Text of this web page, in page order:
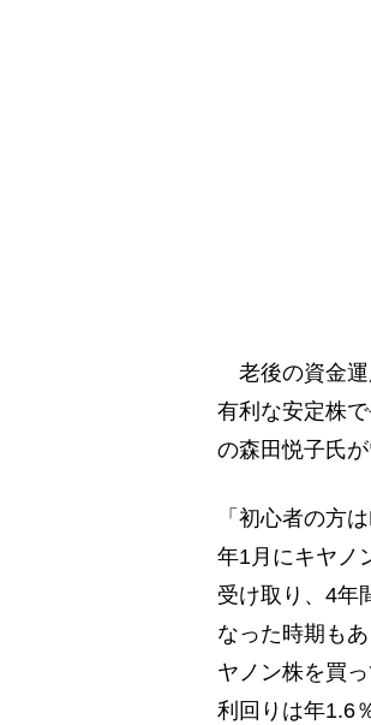
老後の資金運
有利な安定株
の森田悦子氏が
「初心者の方
年1月にキヤノ
受け取り、4年
なった時期も
ヤノン株を買
利回りは年1.6